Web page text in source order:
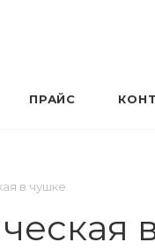
ПРАЙС
в чушке